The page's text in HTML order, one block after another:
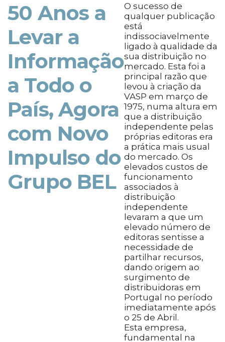
50 Anos a
Levar a
Informação
a Todo o
País, Agora
com Novo
Impulso do
Grupo BEL
O sucesso de
qualquer publicação
está
indissociavelmente
ligado à qualidade da
sua distribuição no
mercado. Esta foi a
principal razão que
levou à criação da
VASP em março de
1975, numa altura em
que a distribuição
independente pelas
próprias editoras era
a prática mais usual
do mercado. Os
elevados custos de
funcionamento
associados à
distribuição
independente
levaram a que um
elevado número de
editoras sentisse a
necessidade de
partilhar recursos,
dando origem ao
surgimento de
distribuidoras em
Portugal no período
imediatamente após
o 25 de Abril.
Esta empresa,
fundamental na